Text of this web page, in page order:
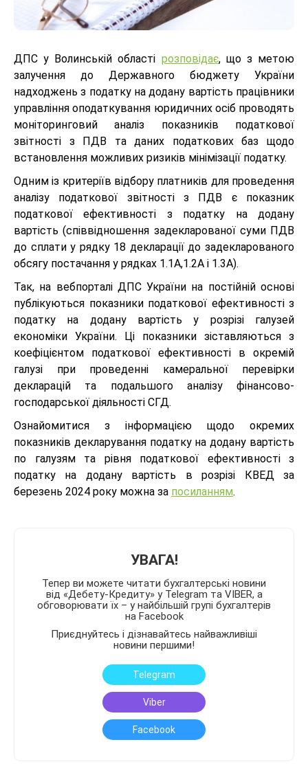
ДПС у Волинській області розповідає, що з метою
залучення до Державного бюджету України
надходжень з податку на додану вартість працівники
управління оподаткування юридичних осіб проводять
моніторинговий аналіз показників податкової
звітності з ПДВ та даних податкових баз щодо
встановлення можливих ризиків мінімізації податку.
Одним із критеріїв відбору платників для проведення
аналізу податкової звітності з ПДВ є показник
податкової ефективності з податку на додану
вартість (співвідношення задекларованої суми ПДВ
до сплати у рядку 18 декларації до задекларованого
обсягу постачання у рядках 1.1А,1.2А і 1.3А).
Так, на вебпорталі ДПС України на постійній основі
публікуються показники податкової ефективності з
податку на додану вартість у розрізі галузей
економіки України. Ці показники зіставляються з
коефіцієнтом податкової ефективності в окремій
галузі при проведенні камеральної перевірки
декларацій та подальшого аналізу фінансово-
господарської діяльності СГД.
Ознайомитися з інформацією щодо окремих
показників декларування податку на додану вартість
по галузям та рівня податкової ефективності з
податку на додану вартість в розрізі КВЕД за
березень 2024 року можна за посиланням.
УВАГА!
Тепер ви можете читати бухгалтерські новини
від «Дебету-Кредиту» у Telegram та VIBER, а
обговорювати їх – у найбільшій групі бухгалтерів
на Facebook
Приєднуйтесь і дізнавайтесь найважливіші
новини першими!
Telegram
Viber
Facebook